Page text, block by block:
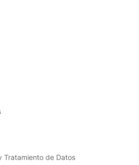
Tratamiento de Datos